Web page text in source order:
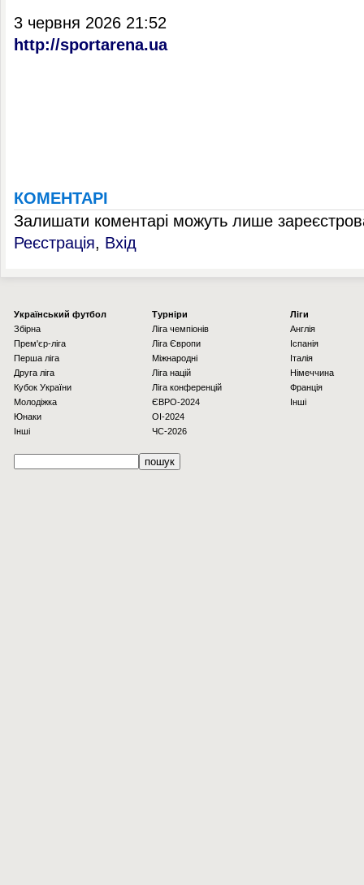
3 червня 2026 21:52
http://sportarena.ua
КОМЕНТАРІ
Залишати коментарі можуть лише
Реєстрація, Вхід
Українcький футбол
Збірна
Прем'єр-ліга
Перша ліга
Друга ліга
Кубок України
Молодіжка
Юнаки
Інші
Турніри
Ліга чемпіонів
Ліга Європи
Міжнародні
Ліга націй
Ліга конференцій
ЄВРО-2024
OI-2024
ЧС-2026
Ліги
Англія
Іспанія
Італія
Німеччина
Франція
Інші